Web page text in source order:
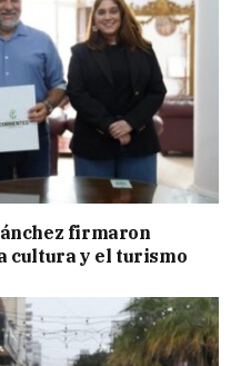
firmaron
cultura y el turismo